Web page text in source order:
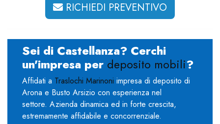
RICHIEDI PREVENTIVO
Sei di Castellanza? Cerchi
un'impresa per deposito mobili?
Affidati a Traslochi Marinoni impresa di deposito di
Arona e Busto Arsizio con esperienza nel
settore. Azienda dinamica ed in forte crescita,
estremamente affidabile e concorrenziale.